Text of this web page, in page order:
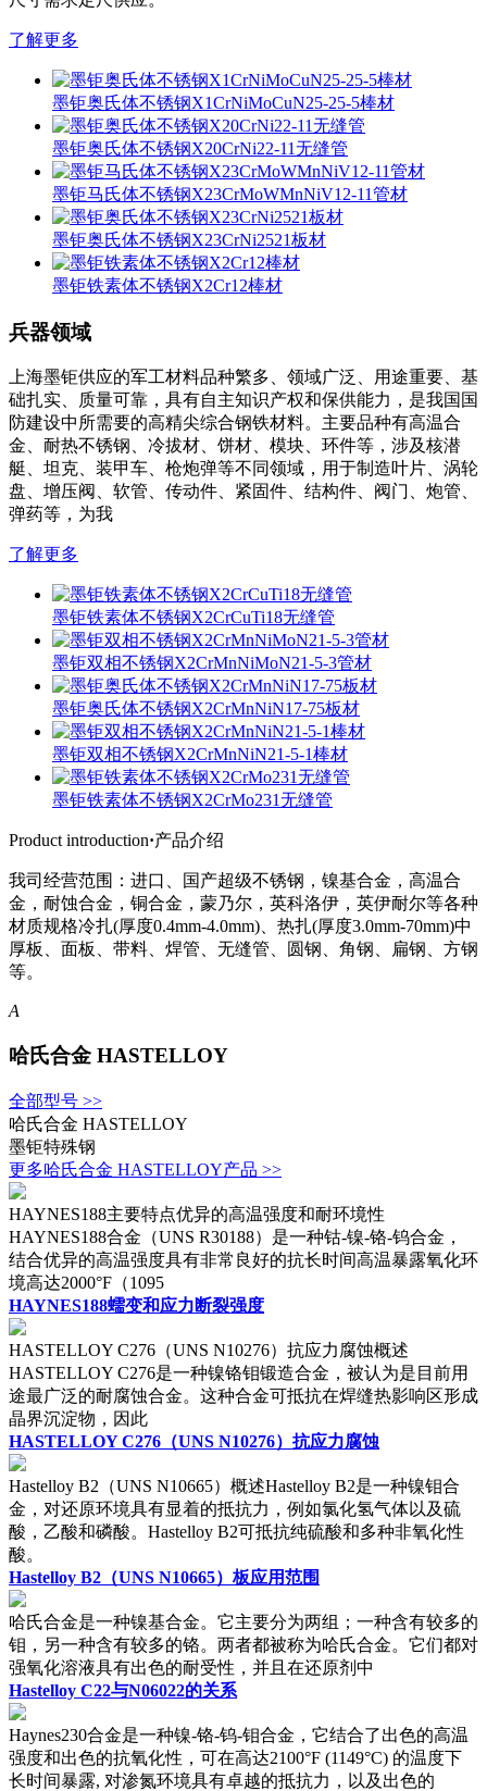
了解更多
墨钜奥氏体不锈钢X1CrNiMoCuN25-25-5棒材
墨钜奥氏体不锈钢X20CrNi22-11无缝管
墨钜马氏体不锈钢X23CrMoWMnNiV12-11管材
墨钜奥氏体不锈钢X23CrNi2521板材
墨钜铁素体不锈钢X2Cr12棒材
兵器领域
上海墨钜供应的军工材料品种繁多、领域广泛、用途重要、基
础扎实、质量可靠，具有自主知识产权和保供能力，是我国国
防建设中所需要的高精尖综合钢铁材料。主要品种有高温合
金、耐热不锈钢、冷拔材、饼材、模块、环件等，涉及核潜
艇、坦克、装甲车、枪炮弹等不同领域，用于制造叶片、涡轮
盘、增压阀、软管、传动件、紧固件、结构件、阀门、炮管、
弹药等，为我
了解更多
墨钜铁素体不锈钢X2CrCuTi18无缝管
墨钜双相不锈钢X2CrMnNiMoN21-5-3管材
墨钜奥氏体不锈钢X2CrMnNiN17-75板材
墨钜双相不锈钢X2CrMnNiN21-5-1棒材
墨钜铁素体不锈钢X2CrMo231无缝管
Product introduction·产品介绍
我司经营范围：进口、国产超级不锈钢，镍基合金，高温合
金，耐蚀合金，铜合金，蒙乃尔，英科洛伊，英伊耐尔等各种
材质规格冷扎(厚度0.4mm-4.0mm)、热扎(厚度3.0mm-70mm)中
厚板、面板、带料、焊管、无缝管、圆钢、角钢、扁钢、方钢
等。
A
哈氏合金 HASTELLOY
全部型号 >>
哈氏合金 HASTELLOY
墨钜特殊钢
更多哈氏合金 HASTELLOY产品 >>
HAYNES188主要特点优异的高温强度和耐环境性
HAYNES188合金（UNS R30188）是一种钴-镍-铬-钨合金，
结合优异的高温强度具有非常良好的抗长时间高温暴露氧化环
境高达2000°F（1095
HAYNES188蠕变和应力断裂强度
HASTELLOY C276（UNS N10276）抗应力腐蚀概述
HASTELLOY C276是一种镍铬钼锻造合金，被认为是目前用
途最广泛的耐腐蚀合金。这种合金可抵抗在焊缝热影响区形成
晶界沉淀物，因此
HASTELLOY C276（UNS N10276）抗应力腐蚀
Hastelloy B2（UNS N10665）概述Hastelloy B2是一种镍钼合
金，对还原环境具有显着的抵抗力，例如氯化氢气体以及硫
酸，乙酸和磷酸。Hastelloy B2可抵抗纯硫酸和多种非氧化性
酸。
Hastelloy B2（UNS N10665）板应用范围
哈氏合金是一种镍基合金。它主要分为两组；一种含有较多的
钼，另一种含有较多的铬。两者都被称为哈氏合金。它们都对
强氧化溶液具有出色的耐受性，并且在还原剂中
Hastelloy C22与N06022的关系
Haynes230合金是一种镍-铬-钨-钼合金，它结合了出色的高温
强度和出色的抗氧化性，可在高达2100°F (1149°C) 的温度下
长时间暴露, 对渗氮环境具有卓越的抵抗力，以及出色的